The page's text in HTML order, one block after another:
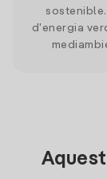
d'energia